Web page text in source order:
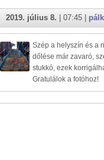
2019. július 8. | 07:45 |
Szép a helyszín és a
dőlése már zavaró,
stukkó, ezek
Gratulálok a fotóhoz!